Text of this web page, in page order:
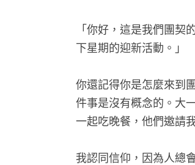
「你好，這是我們團
下星期的迎新活動。」
你還記得你是怎麼來到
件事是沒有概念的。大
一起吃晚餐，他們邀請
我認同信仰，因為人總